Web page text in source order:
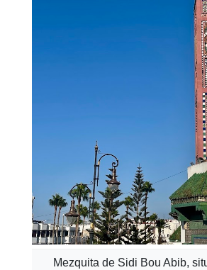
Mezquita de Sidi Bou Abib,